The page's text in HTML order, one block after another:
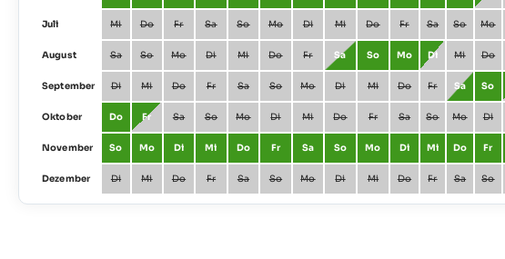
Juli Mi Do Fr Sa So Mo Di Mi Do Fr Sa So Mo
August Sa So Mo Di Mi Do Fr Sa So Mo Di Mi Do
September Di Mi Do Fr Sa So Mo Di Mi Do Fr Sa So
Oktober Do Fr Sa So Mo Di Mi Do Fr Sa So Mo Di
November So Mo Di Mi Do Fr Sa So Mo Di Mi Do Fr
Dezember Di Mi Do Fr Sa So Mo Di Mi Do Fr Sa So